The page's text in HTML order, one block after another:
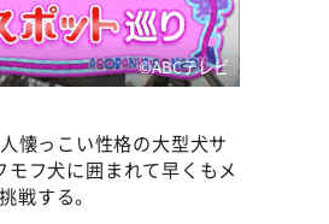
©️ABCテレビ
懐っこい性格の大型犬サ
フ犬に囲まれて早くもメ
戦する。